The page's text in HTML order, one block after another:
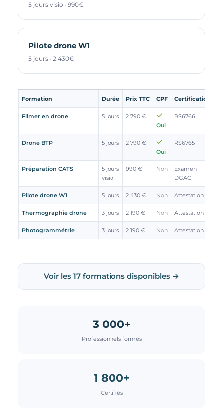
5 jours visio · 990€
Pilote drone W1
5 jours · 2 430€
Formation Durée Prix TTC CPF Certification
Filmer en drone 5 jours
2 790 €
Oui
RS6766
Drone BTP 5 jours
2 790 €
Oui
RS6765
Préparation CATS
5 jours
visio
990 € Non
Examen
DGAC
Pilote drone W1 5 jours 2 430 € Non Attestation
Thermographie drone 3 jours 2 190 € Non Attestation
Photogrammétrie 3 jours 2 190 € Non Attestation
Voir les 17 formations disponibles →
3 000+
Professionnels formés
1 800+
Certifiés